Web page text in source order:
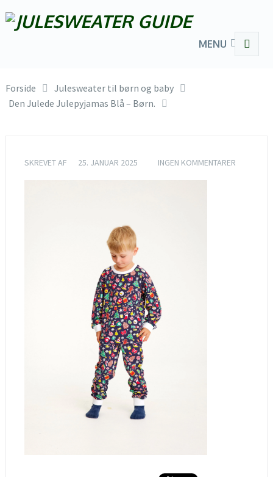
MENU
Forside
Julesweater til børn og baby
Den Julede Julepyjamas Blå – Børn.
SKREVET AF 25. JANUAR 2025 INGEN KOMMENTARER